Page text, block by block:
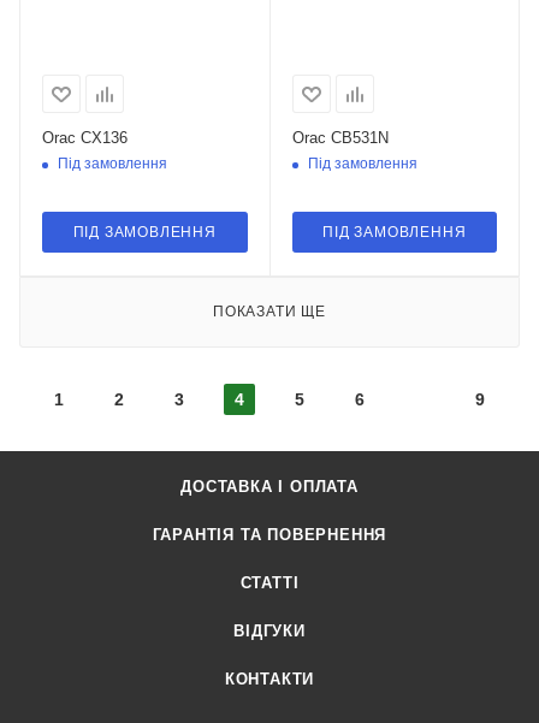
Orac CX136
Під замовлення
ПІД ЗАМОВЛЕННЯ
Orac CB531N
Під замовлення
ПІД ЗАМОВЛЕННЯ
ПОКАЗАТИ ЩЕ
1 2 3 4 5 6 9
ДОСТАВКА І ОПЛАТА
ГАРАНТІЯ ТА ПОВЕРНЕННЯ
СТАТТІ
ВІДГУКИ
КОНТАКТИ